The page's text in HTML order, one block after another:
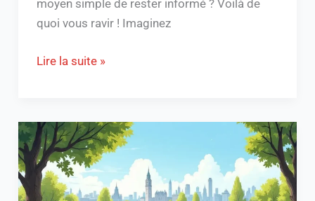
moyen simple de rester informé ? Voilà de
quoi vous ravir ! Imaginez
Lire la suite »
Top
20
des
sports